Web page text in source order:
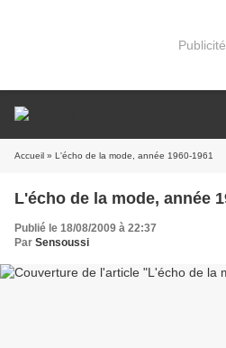
Publicité
Accueil » L'écho de la mode, année 1960-1961
L'écho de la mode, année
Publié le 18/08/2009 à 22:37
Par Sensoussi